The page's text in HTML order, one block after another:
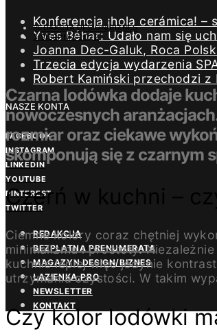
Konferencja ¡hola cerámica! –
Yves Béhar: Udało nam się
Joanna Dec-Galuk, Roca
Trzecia edycja wydarzenia
Robert Kamiński przechodzi z
NASZE KONTA
FACEBOOK
INSTAGRAM
LINKEDIN
YOUTUBE
PINTEREST
TWITTER
REDAKCJA
BEZPŁATNA PRENUMERATA
MAGAZYN DESIGN/BIZNES
ŁAZIENKA.PRO
NEWSLETTER
KONTAKT
REDAKCJA DESIGN/BIZNES
3 SIERPNIA 2022
Czarna lodówka dodaje
nowoczesnych
rozmiar oraz ciekawe
skomponują się z czarnym
Czerń w kuchni –
Ciemne kolory coraz chętniej
minimalizmu i prostoty.
kuchnie lepiej więc jedynie
utrzymania czystości. W takim
Czy kolor lodówki